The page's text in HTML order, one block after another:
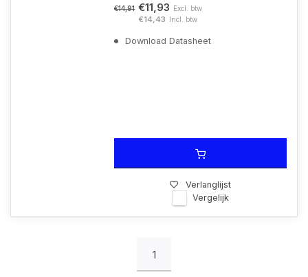
€14,91 €11,93 Excl. btw
€14,43 Incl. btw
Download Datasheet
Verlanglijst
Vergelijk
1